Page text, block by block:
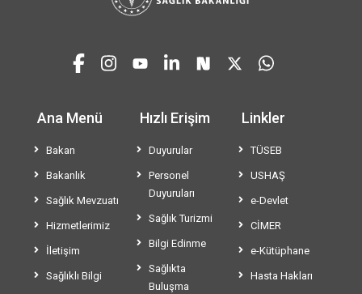
Ana Menü
Bakan
Bakanlık
Sağlık Mevzuatı
Hizmetlerimiz
İletişim
Sağlıklı Bilgi
Hızlı Erişim
Duyurular
Personel
Duyuruları
Sağlık Turizmi
Bilgi Edinme
Sağlıkta
Buluşma
Linkler
TÜSEB
USHAŞ
e-Devlet
CİMER
e-Kütüphane
Hasta Hakları